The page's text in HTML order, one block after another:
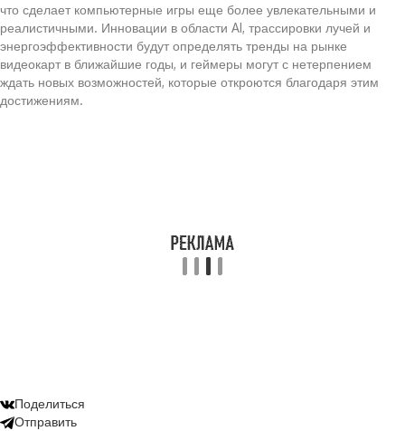
что сделает компьютерные игры еще более увлекательными и
реалистичными. Инновации в области AI, трассировки лучей и
энергоэффективности будут определять тренды на рынке
видеокарт в ближайшие годы, и геймеры могут с нетерпением
ждать новых возможностей, которые откроются благодаря этим
достижениям.
Поделиться
Отправить